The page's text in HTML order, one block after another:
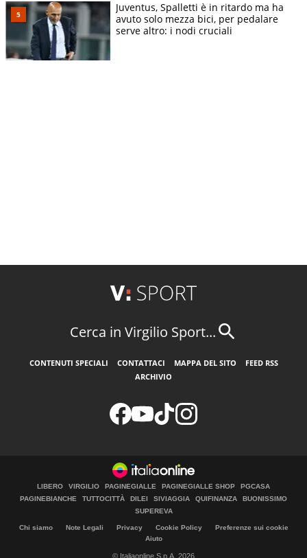
Juventus, Spalletti è in ritardo ma ha
avuto solo mezza bici, per pedalare
serve altro: i nodi cruciali
Cerca in Virgilio Sport...
CONTENUTI SPECIALI CONTATTACI MAPPA DEL SITO
FEED RSS
ARCHIVIO
LIBERO VIRGILIO PAGINEGIALLE PAGINEGIALLE SHOP
PGCASA
PAGINEBIANCHE
TUTTOCITTÀ DILEI SIVIAGGIA QUIFINANZA
BUONISSIMO
SUPEREVA
Chi siamo Note Legali Privacy Cookie Policy
Preferenze sui cookie
Aiuto
© Italiaonline S.p.A. 2026